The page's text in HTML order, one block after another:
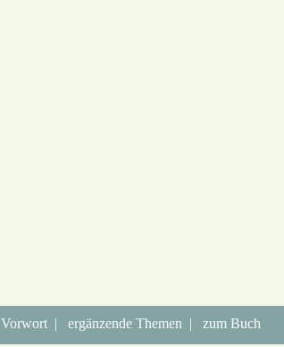
Vorwort | ergänzende Themen | zum Buch